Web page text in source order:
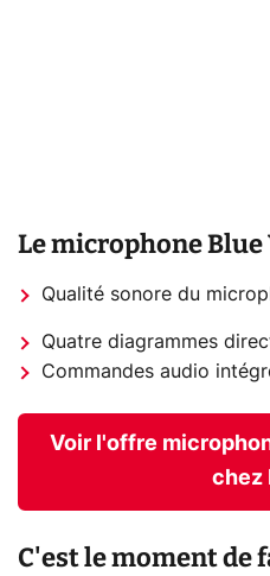
Le microphone Blue
Qualité sonore du
Quatre diagrammes
Commandes audio
Voir l'offre
chez
C'est le moment de